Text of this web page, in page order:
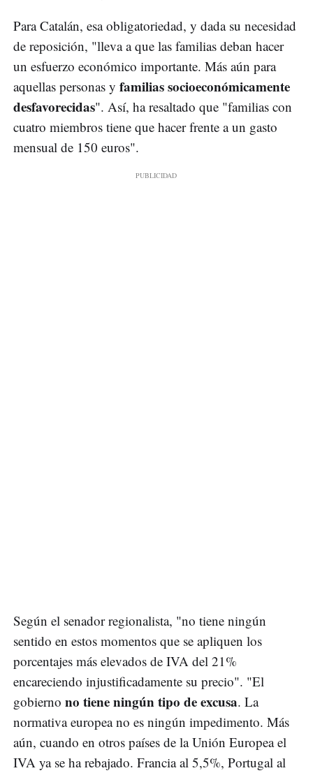
Para Catalán, esa obligatoriedad, y dada su necesidad
de reposición, "lleva a que las familias deban hacer
un esfuerzo económico importante. Más aún para
aquellas personas y familias socioeconómicamente
desfavorecidas". Así, ha resaltado que "familias con
cuatro miembros tiene que hacer frente a un gasto
mensual de 150 euros".
Según el senador regionalista, "no tiene ningún
sentido en estos momentos que se apliquen los
porcentajes más elevados de IVA del 21%
encareciendo injustificadamente su precio". "El
gobierno no tiene ningún tipo de excusa. La
normativa europea no es ningún impedimento. Más
aún, cuando en otros países de la Unión Europea el
IVA ya se ha rebajado. Francia al 5,5%, Portugal al